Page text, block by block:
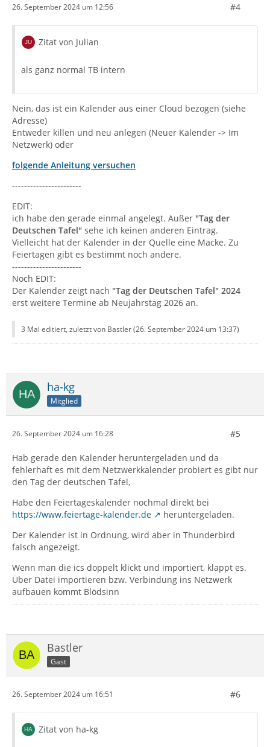
26. September 2024 um 12:56 #4
Zitat von Julian
als ganz normal TB intern
Nein, das ist ein Kalender aus einer Cloud bezogen (siehe
Adresse)
Entweder killen und neu anlegen (Neuer Kalender -> Im
Netzwerk) oder
folgende Anleitung versuchen
-----------------------
EDIT:
ich habe den gerade einmal angelegt. Außer "Tag der
Deutschen Tafel" sehe ich keinen anderen Eintrag.
Vielleicht hat der Kalender in der Quelle eine Macke. Zu
Feiertagen gibt es bestimmt noch andere.
-----------------------
Noch EDIT:
Der Kalender zeigt nach "Tag der Deutschen Tafel" 2024
erst weitere Termine ab Neujahrstag 2026 an.
3 Mal editiert, zuletzt von Bastler (26. September 2024 um 13:37)
ha-kg
Mitglied
26. September 2024 um 16:28 #5
Hab gerade den Kalender heruntergeladen und da
fehlerhaft es mit dem Netzwerkkalender probiert es gibt nur
den Tag der deutschen Tafel,
Habe den Feiertageskalender nochmal direkt bei
https://www.feiertage-kalender.de
heruntergeladen.
Der Kalender ist in Ordnung, wird aber in Thunderbird
falsch angezeigt.
Wenn man die ics doppelt klickt und importiert, klappt es.
Über Datei importieren bzw. Verbindung ins Netzwerk
aufbauen kommt Blödsinn
Bastler
Gast
26. September 2024 um 16:51 #6
Zitat von ha-kg